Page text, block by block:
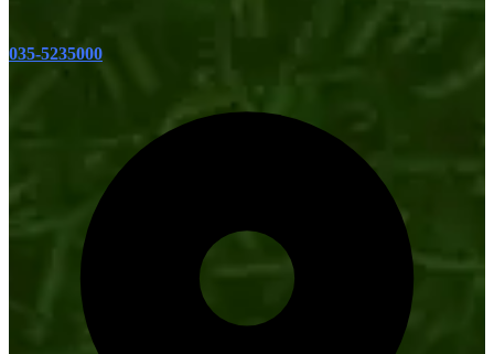
035-5235000